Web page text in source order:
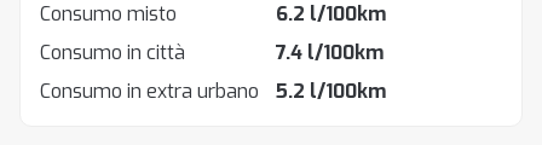
Consumo misto
6.2 l/100km
Consumo in città
7.4 l/100km
Consumo in extra urbano
5.2 l/100km